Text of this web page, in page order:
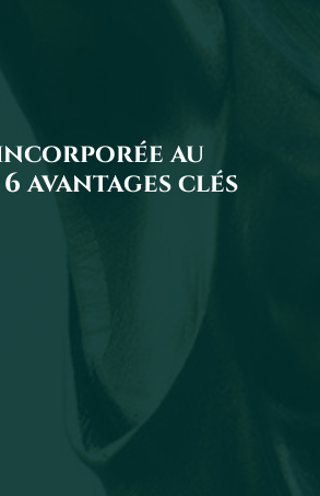
au
6 avantages clés